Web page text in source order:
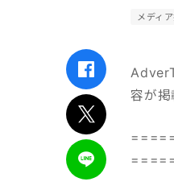
メディ
容が掲